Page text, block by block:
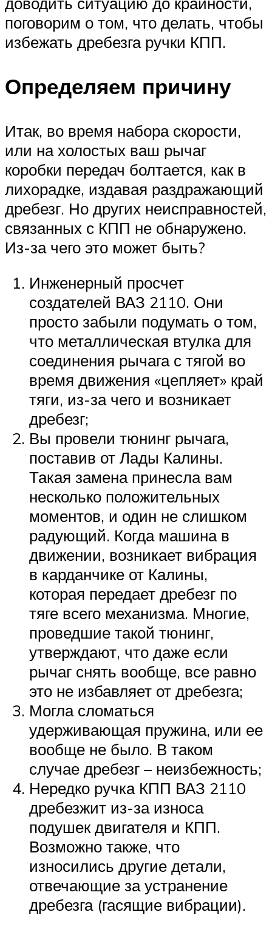
поговорим о том, что делать, чтобы
избежать дребезга ручки КПП.
Определяем причину
Итак, во время набора скорости,
или на холостых ваш рычаг
коробки передач болтается, как в
лихорадке, издавая раздражающий
дребезг. Но других неисправностей,
связанных с КПП не обнаружено.
Из-за чего это может быть?
Инженерный просчет
создателей ВАЗ 2110. Они
просто забыли подумать о том,
что металлическая втулка для
соединения рычага с тягой во
время движения «цепляет» край
тяги, из-за чего и возникает
дребезг;
Вы провели тюнинг рычага,
поставив от Лады Калины.
Такая замена принесла вам
несколько положительных
моментов, и один не слишком
радующий. Когда машина в
движении, возникает вибрация
в карданчике от Калины,
которая передает дребезг по
тяге всего механизма. Многие,
проведшие такой тюнинг,
утверждают, что даже если
рычаг снять вообще, все равно
это не избавляет от дребезга;
Могла сломаться
удерживающая пружина, или ее
вообще не было. В таком
случае дребезг – неизбежность;
Нередко ручка КПП ВАЗ 2110
дребезжит из-за износа
подушек двигателя и КПП.
Возможно также, что
износились другие детали,
отвечающие за устранение
дребезга (гасящие вибрации).